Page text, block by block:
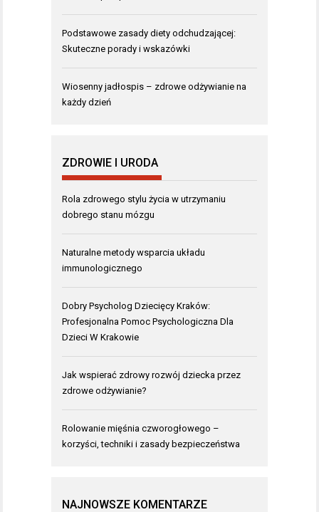
Podstawowe zasady diety odchudzającej:
Skuteczne porady i wskazówki
Wiosenny jadłospis – zdrowe odżywianie na
każdy dzień
ZDROWIE I URODA
Rola zdrowego stylu życia w utrzymaniu
dobrego stanu mózgu
Naturalne metody wsparcia układu
immunologicznego
Dobry Psycholog Dziecięcy Kraków:
Profesjonalna Pomoc Psychologiczna Dla
Dzieci W Krakowie
Jak wspierać zdrowy rozwój dziecka przez
zdrowe odżywianie?
Rolowanie mięśnia czworogłowego –
korzyści, techniki i zasady bezpieczeństwa
NAJNOWSZE KOMENTARZE